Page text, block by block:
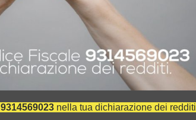
Etica nello sport: formazione e
certificazione
30 Novembre 2008
In "Attualità"
9314569023 nella tua dichiarazione dei redditi